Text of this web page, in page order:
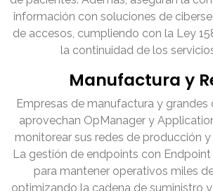
información con soluciones de
de accesos, cumpliendo con la Ley
la continuidad de los
Manufactura y
Empresas de manufactura y grandes
aprovechan OpManager y
monitorear sus redes de producción
La gestión de endpoints con
para mantener operativos miles
optimizando la cadena de suministro y